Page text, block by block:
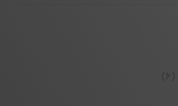
(۶)